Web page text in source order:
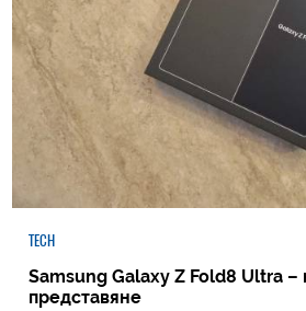
TECH
Samsung Galaxy Z Fold8 Ultra –
представяне